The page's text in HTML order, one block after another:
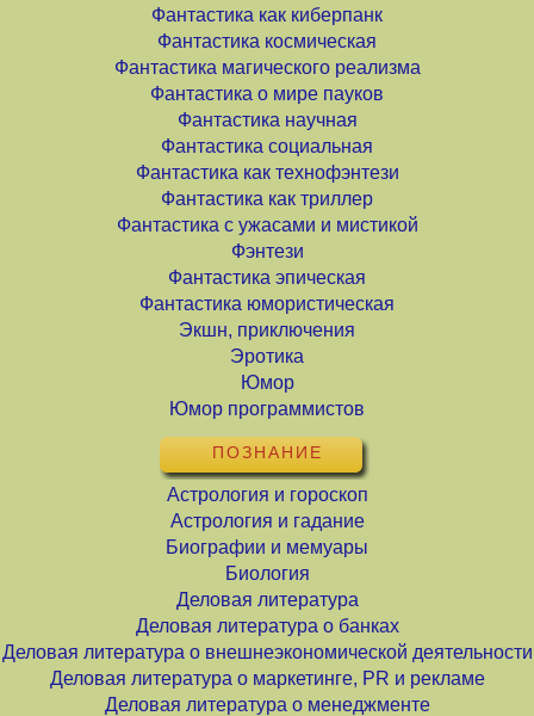
Фантастика как киберпанк
Фантастика космическая
Фантастика магического реализма
Фантастика о мире пауков
Фантастика научная
Фантастика социальная
Фантастика как технофэнтези
Фантастика как триллер
Фантастика с ужасами и мистикой
Фэнтези
Фантастика эпическая
Фантастика юмористическая
Экшн, приключения
Эротика
Юмор
Юмор программистов
ПОЗНАНИЕ
Астрология и гороскоп
Астрология и гадание
Биографии и мемуары
Биология
Деловая литература
Деловая литература о банках
Деловая литература о внешнеэкономической деятельности
Деловая литература о маркетинге, PR и рекламе
Деловая литература о менеджменте